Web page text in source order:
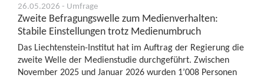
26.05.2026 - Umfrage
Zweite Befragungswelle zum Medienverhalten:
Stabile Einstellungen trotz Medienumbruch
Das Liechtenstein-Institut hat im Auftrag der Regierung die
zweite Welle der Medienstudie durchgeführt. Zwischen
November 2025 und Januar 2026 wurden 1’008 Personen